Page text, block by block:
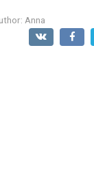
Anna